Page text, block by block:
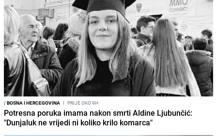
/BOSNA I HERCEGOVINA I PRIJE OKO 9H
Potresna poruka imama nakon smrti Aldine Ljubunčić:
"Dunjaluk ne vrijedi ni koliko krilo komarca"